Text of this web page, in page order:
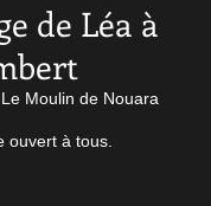
de Léa à
Le Moulin de Nouara
ouvert à tous.